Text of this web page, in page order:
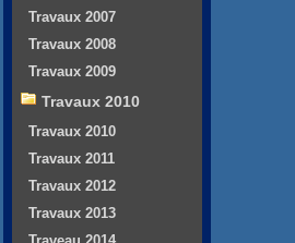
Travaux 2007
Travaux 2008
Travaux 2009
Travaux 2010
Travaux 2010
Travaux 2011
Travaux 2012
Travaux 2013